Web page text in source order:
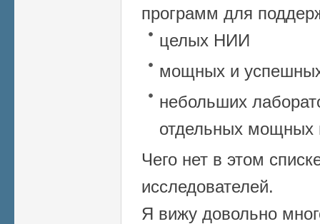
программ для
целых НИИ
мощных и
небольших
отдельных мощных
Чего нет в этом
исследователей.
Я вижу довольно